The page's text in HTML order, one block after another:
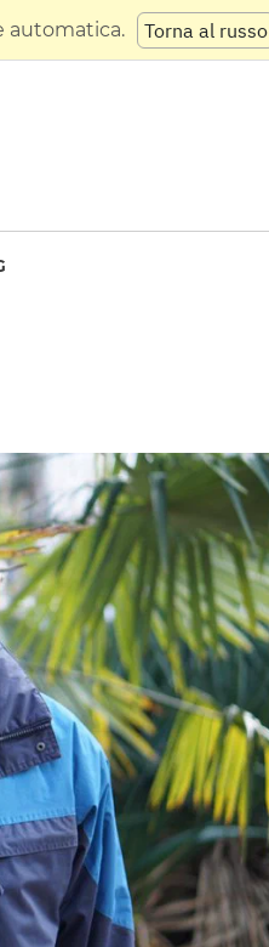
automatica. Torna al russo